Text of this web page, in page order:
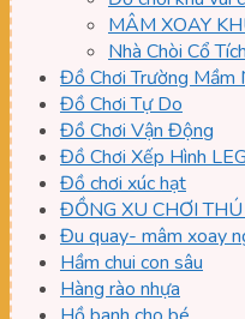
MÂM XOAY
Nhà Chòi Cổ Tích
Đồ Chơi Trường Mầm
Đồ Chơi Tự Do
Đồ Chơi Vận Động
Đồ Chơi Xếp Hình
Đồ chơi xúc hạt
ĐỒNG XU CHƠI
Đu quay- mâm xoay
Hầm chui con sâu
Hàng rào nhựa